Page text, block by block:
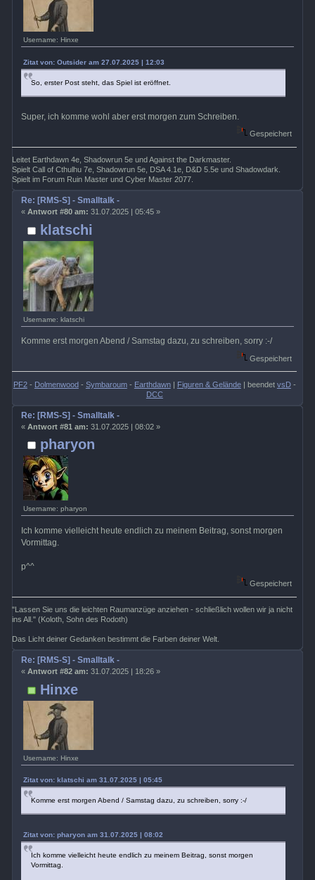
Username: Hinxe
Zitat von: Outsider am 27.07.2025 | 12:03
So, erster Post steht, das Spiel ist eröffnet.
Super, ich komme wohl aber erst morgen zum Schreiben.
Gespeichert
Leitet Earthdawn 4e, Shadowrun 5e und Against the Darkmaster.
Spielt Call of Cthulhu 7e, Shadowrun 5e, DSA 4.1e, D&D 5.5e und Shadowdark.
Spielt im Forum Ruin Master und Cyber Master 2077.
klatschi
Username: klatschi
Re: [RMS-S] - Smalltalk -
« Antwort #80 am: 31.07.2025 | 05:45 »
Komme erst morgen Abend / Samstag dazu, zu schreiben, sorry :-/
Gespeichert
PF2- Dolmenwood- Symbaroum- Earthdawn| Figuren & Gelände| beendet vsD-
DCC
pharyon
Username: pharyon
Re: [RMS-S] - Smalltalk -
« Antwort #81 am: 31.07.2025 | 08:02 »
Ich komme vielleicht heute endlich zu meinem Beitrag, sonst morgen
Vormittag.
p^^
Gespeichert
"Lassen Sie uns die leichten Raumanzüge anziehen - schließlich wollen wir ja nicht
ins All." (Koloth, Sohn des Rodoth)
Das Licht deiner Gedanken bestimmt die Farben deiner Welt.
Hinxe
Username: Hinxe
Re: [RMS-S] - Smalltalk -
« Antwort #82 am: 31.07.2025 | 18:26 »
Zitat von: klatschi am 31.07.2025 | 05:45
Komme erst morgen Abend / Samstag dazu, zu schreiben, sorry :-/
Zitat von: pharyon am 31.07.2025 | 08:02
Ich komme vielleicht heute endlich zu meinem Beitrag, sonst morgen
Vormittag.